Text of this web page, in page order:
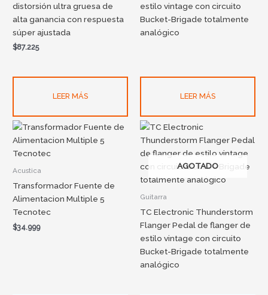
distorsión ultra gruesa de
alta ganancia con respuesta
súper ajustada
$87.225
LEER MÁS
estilo vintage con circuito
Bucket-Brigade totalmente
analógico
LEER MÁS
Acustica
Transformador Fuente de
Alimentacion Multiple 5
Tecnotec
$34.999
AGOTADO
Guitarra
TC Electronic Thunderstorm
Flanger Pedal de flanger de
estilo vintage con circuito
Bucket-Brigade totalmente
analógico